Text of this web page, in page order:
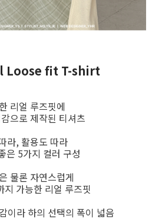
Loose fit T-shirt
리얼 루즈핏에
으로 제작된 티셔츠
라, 활용도 따라
은 5가지 컬러 구성
물론 자연스럽게
지 가능한 리얼 루즈핏
이라 하의 선택의 폭이 넓음